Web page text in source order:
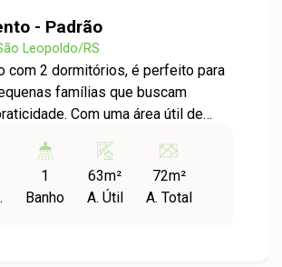
- Padrão
Leopoldo/RS
com 2 dormitórios, é perfeito para
famílias que buscam
Com uma área útil de
distribuído, proporcionando um
para seus moradores.
a área total de 71,97m² garante
1
Banho
63m²
A. Útil
72m²
A. Total